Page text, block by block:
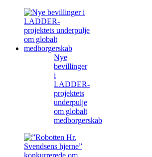
Nye
bevillinger
i
LADDER-
projektets
underpulje
om globalt
medborgerskab